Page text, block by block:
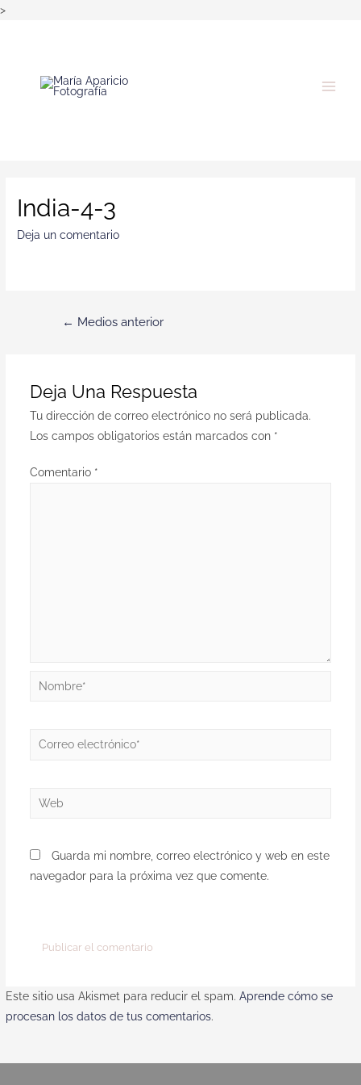
>
India-4-3
Deja un comentario
← Medios anterior
Deja Una Respuesta
Tu dirección de correo electrónico no será publicada.
Los campos obligatorios están marcados con *
Comentario *
Guarda mi nombre, correo electrónico y web en este
navegador para la próxima vez que comente.
Este sitio usa Akismet para reducir el spam.Aprende cómo se
procesan los datos de tus comentarios.